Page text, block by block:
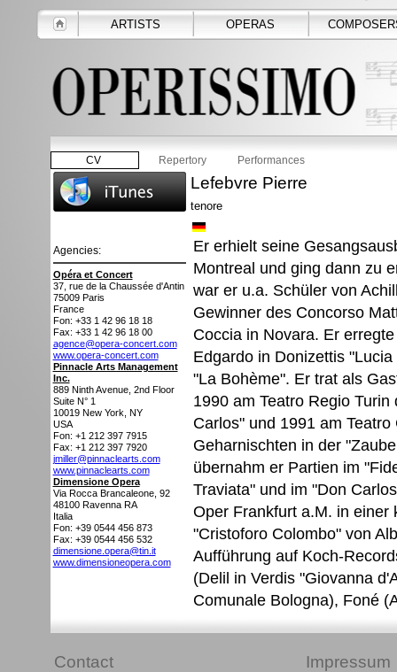
ARTISTS OPERAS
CV Repertory Performances
Agencies:
Opéra et Concert
37, rue de la Chaussée d'Antin
75009 Paris
France
Fon: +33 1 42 96 18 18
Fax: +33 1 42 96 18 00
agence@opera-concert.com
www.opera-concert.com
Pinnacle Arts Management
Inc.
889 Ninth Avenue, 2nd Floor
Suite N° 1
10019 New York, NY
USA
Fon: +1 212 397 7915
Fax: +1 212 397 7920
jmiller@pinnaclearts.com
www.pinnaclearts.com
Dimensione Opera
Via Rocca Brancaleone, 92
48100 Ravenna RA
Italia
Fon: +39 0544 456 873
Fax: +39 0544 456 532
dimensione.opera@tin.it
www.dimensioneopera.com
Lefebvre Pierre
tenore
Er erhielt seine
Montreal und ging dann zu
war er u.a. Schüler von
Gewinner des Concorso
Coccia in Novara. Er
Edgardo in Donizettis
"La Bohème". Er trat als
1990 am Teatro Regio
Carlos" und 1991 am
Geharnischten in der
übernahm er Partien im
Traviata" und im "Don
Oper Frankfurt a.M. in einer
"Cristoforo Colombo" von
Aufführung auf Koch-
(Delil in Verdis "Giovanna
Comunale Bologna), Foné
Contact Impressum